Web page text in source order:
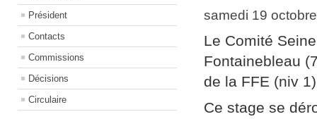
Président
Contacts
Commissions
Décisions
Circulaire
samedi 19
Le Comité
Fontainebleau
de la FFE (niv
Ce stage se